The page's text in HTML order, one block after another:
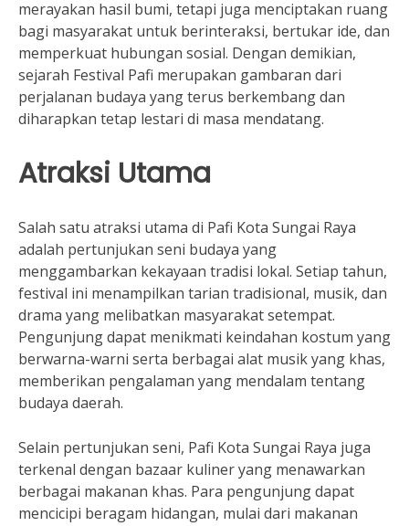
merayakan hasil bumi, tetapi juga menciptakan ruang
bagi masyarakat untuk berinteraksi, bertukar ide, dan
memperkuat hubungan sosial. Dengan demikian,
sejarah Festival Pafi merupakan gambaran dari
perjalanan budaya yang terus berkembang dan
diharapkan tetap lestari di masa mendatang.
Atraksi Utama
Salah satu atraksi utama di Pafi Kota Sungai Raya
adalah pertunjukan seni budaya yang
menggambarkan kekayaan tradisi lokal. Setiap tahun,
festival ini menampilkan tarian tradisional, musik, dan
drama yang melibatkan masyarakat setempat.
Pengunjung dapat menikmati keindahan kostum yang
berwarna-warni serta berbagai alat musik yang khas,
memberikan pengalaman yang mendalam tentang
budaya daerah.
Selain pertunjukan seni, Pafi Kota Sungai Raya juga
terkenal dengan bazaar kuliner yang menawarkan
berbagai makanan khas. Para pengunjung dapat
mencicipi beragam hidangan, mulai dari makanan